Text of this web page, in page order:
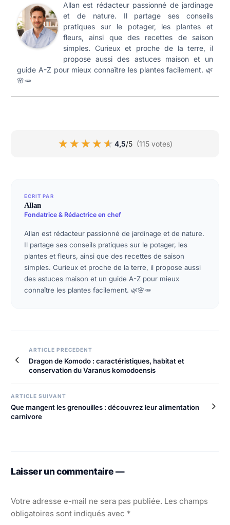
Allan est rédacteur passionné de jardinage
et de nature. Il partage ses conseils
pratiques sur le potager, les plantes et
fleurs, ainsi que des recettes de saison
simples. Curieux et proche de la terre, il
propose aussi des astuces maison et un
guide A-Z pour mieux connaître les plantes facilement. 🌿
🌸🥕
★★★★★
★★★★★ 4,5/5 (115 votes)
ECRIT PAR
Allan
Fondatrice & Rédactrice en chef
Allan est rédacteur passionné de jardinage et de nature.
Il partage ses conseils pratiques sur le potager, les
plantes et fleurs, ainsi que des recettes de saison
simples. Curieux et proche de la terre, il propose aussi
des astuces maison et un guide A-Z pour mieux
connaître les plantes facilement. 🌿🌸🥕
Navigation
de
ARTICLE PRECEDENT
Dragon de Komodo : caractéristiques, habitat et
conservation du Varanus komodoensis
ARTICLE SUIVANT
Que mangent les grenouilles : découvrez leur alimentation
carnivore
Laisser un commentaire —
Votre adresse e-mail ne sera pas publiée. Les champs
obligatoires sont indiqués avec *